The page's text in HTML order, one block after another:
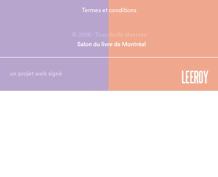
© 2026 - Tous droits réservés
Termes et conditions
un projet web signé